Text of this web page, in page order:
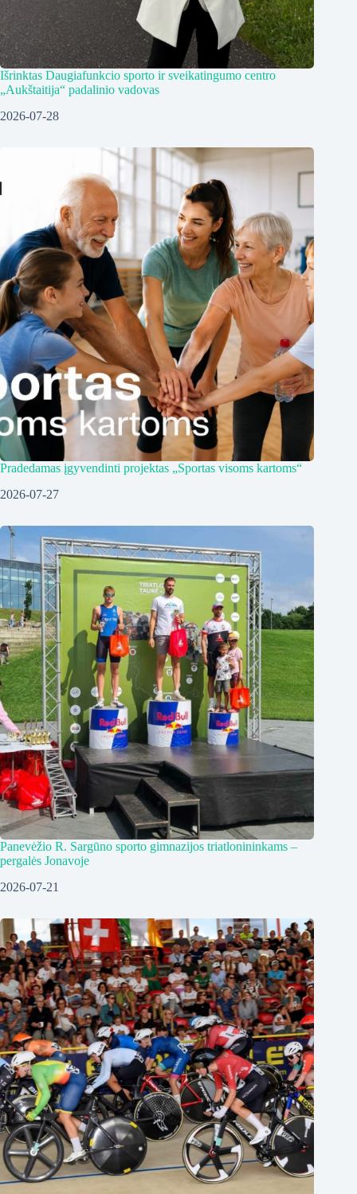
Išrinktas Daugiafunkcio sporto ir sveikatingumo centro
„Aukštaitija“ padalinio vadovas
2026-07-28
Pradedamas įgyvendinti projektas „Sportas visoms kartoms“
2026-07-27
Panevėžio R. Sargūno sporto gimnazijos triatlonininkams –
pergalės Jonavoje
2026-07-21